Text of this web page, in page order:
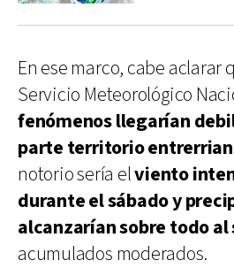
En ese marco, cabe aclarar
Servicio Meteorológico
fenómenos llegarían
parte territorio
notorio sería elviento
durante el sábado y
alcanzarían sobre todo
acumulados moderados.